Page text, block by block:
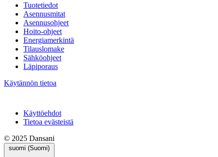
Tuotetiedot
Asennusmitat
Asennusohjeet
Hoito-ohjeet
Energiamerkintä
Tilauslomake
Sähköohjeet
Läpiporaus
Käytännön tietoa
Käyttöehdot
Tietoa evästeistä
© 2025 Dansani
suomi (Suomi)